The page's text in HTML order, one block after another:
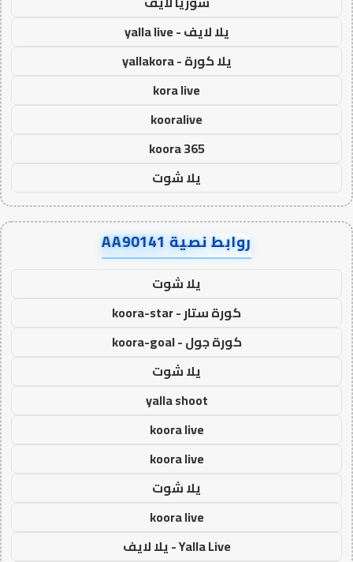
يلا لايف - yalla live
يلا كورة - yallakora
kora live
kooralive
koora 365
يلا شوت
روابط نصية AA90141
يلا شوت
كورة ستار - koora-star
كورة جول - koora-goal
يلا شوت
yalla shoot
koora live
koora live
يلا شوت
koora live
Yalla Live - يلا لايف